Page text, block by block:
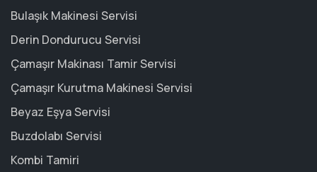
Bulaşık Makinesi Servisi
Derin Dondurucu Servisi
Çamaşır Makinası Tamir Servisi
Çamaşır Kurutma Makinesi Servisi
Beyaz Eşya Servisi
Buzdolabı Servisi
Kombi Tamiri